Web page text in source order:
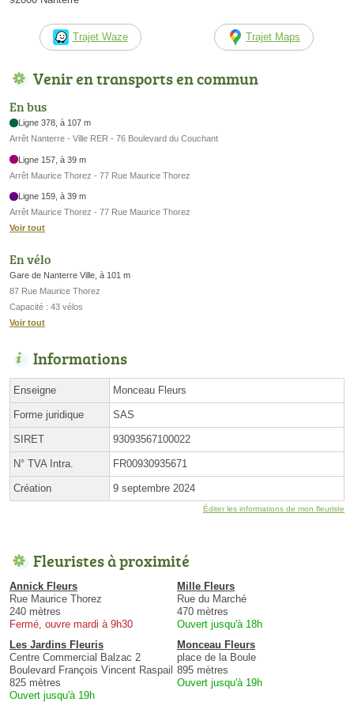
Trajet Waze Trajet Maps
Venir en transports en commun
En bus
Ligne 378, à 107 m
Arrêt Nanterre - Ville RER - 76 Boulevard du Couchant
Ligne 157, à 39 m
Arrêt Maurice Thorez - 77 Rue Maurice Thorez
Ligne 159, à 39 m
Arrêt Maurice Thorez - 77 Rue Maurice Thorez
Voir tout
En vélo
Gare de Nanterre Ville, à 101 m
87 Rue Maurice Thorez
Capacité : 43 vélos
Voir tout
Informations
Enseigne Monceau Fleurs
Forme juridique SAS
SIRET 93093567100022
N° TVA Intra. FR00930935671
Création 9 septembre 2024
Éditer les informations de mon fleuriste
Fleuristes à proximité
Annick Fleurs
Rue Maurice Thorez
240 mètres
Fermé, ouvre mardi à 9h30
Mille Fleurs
Rue du Marché
470 mètres
Ouvert jusqu'à 18h
Les Jardins Fleuris
Centre Commercial Balzac 2
Boulevard François Vincent Raspail
825 mètres
Ouvert jusqu'à 19h
Monceau Fleurs
place de la Boule
895 mètres
Ouvert jusqu'à 19h